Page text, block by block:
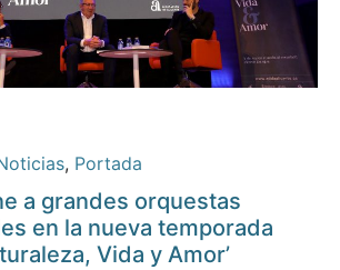
, Portada
a grandes orquestas
en la nueva temporada
Vida y Amor’